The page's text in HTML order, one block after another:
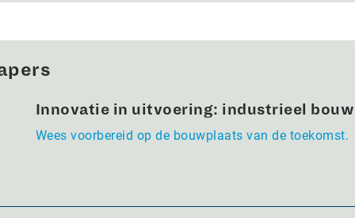
Innovatie in uitvoering: industrieel
Wees voorbereid op de bouwplaats van de toekomst.